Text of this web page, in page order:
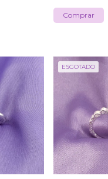
Comprar
ESGOTADO